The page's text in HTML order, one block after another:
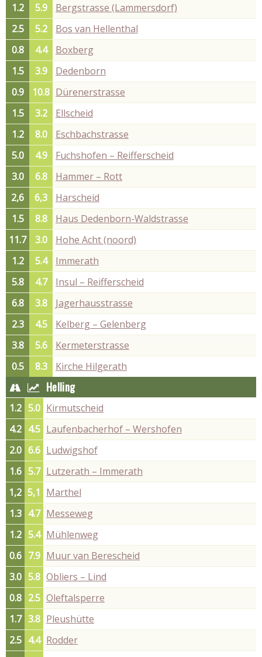
1.2 5.9
Bergstrasse (Lammersdorf)
2.5
5.2
Bos van Hellenthal
0.8
4.4
Boxberg
1.5
3.9
Dedenborn
0.9
10.8 Dürenerstrasse
1.5
3.2
Ellscheid
1.2
8.0
Eschbachstrasse
5.0
4.9
Fuchshofen – Reifferscheid
3.0
6.8
Hammer – Rott
2,6
6,3
Harscheid
1.5
8.8
Haus Dedenborn-Waldstrasse
11.7
3.0
Hohe Acht (noord)
1.2
5.4
Immerath
5.8
4.7
Insul – Reifferscheid
6.8
3.8
Jagerhausstrasse
2.3
4.5
Kelberg – Gelenberg
3.8
5.6
Kermeterstrasse
0.5
8.3 Kirche Hilgerath
Helling
1.2 5.0 Kirmutscheid
4.2 4.5 Laufenbacherhof – Wershofen
2.0 6.6 Ludwigshof
1.6 5.7 Lutzerath – Immerath
1,2 5,1 Marthel
1.3 4.7 Messeweg
1.2 5.4 Mühlenweg
0.6 7.9 Muur van Berescheid
3.0 5.8 Obliers – Lind
0.8 2.5 Oleftalsperre
1.7 3.8 Pleushütte
2.5 4.4 Rodder